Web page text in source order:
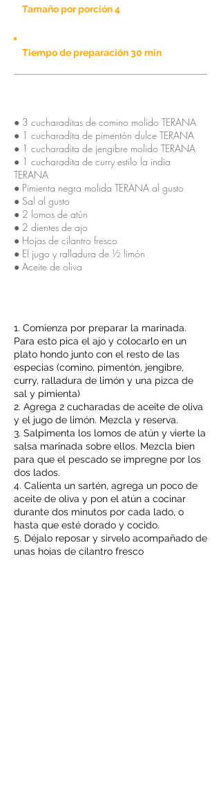
Tamaño por porción 4
Tiempo de preparación 30 min
● 3 cucharaditas de comino molido TERANA
● 1 cucharadita de pimentón dulce TERANA
● 1 cucharadita de jengibre molido TERANA
● 1 cucharadita de curry estilo la india
TERANA
● Pimienta negra molida TERANA al gusto
● Sal al gusto
● 2 lomos de atún
● 2 dientes de ajo
● Hojas de cilantro fresco
● El jugo y ralladura de ½ limón
● Aceite de oliva
1. Comienza por preparar la marinada.
Para esto pica el ajo y colocarlo en un
plato hondo junto con el resto de las
especias (comino, pimentón, jengibre,
curry, ralladura de limón y una pizca de
sal y pimienta)
2. Agrega 2 cucharadas de aceite de oliva
y el jugo de limón. Mezcla y reserva.
3. Salpimenta los lomos de atún y vierte la
salsa marinada sobre ellos. Mezcla bien
para que el pescado se impregne por los
dos lados.
4. Calienta un sartén, agrega un poco de
aceite de oliva y pon el atún a cocinar
durante dos minutos por cada lado, o
hasta que esté dorado y cocido.
5. Déjalo reposar y sirvelo acompañado de
unas hojas de cilantro fresco